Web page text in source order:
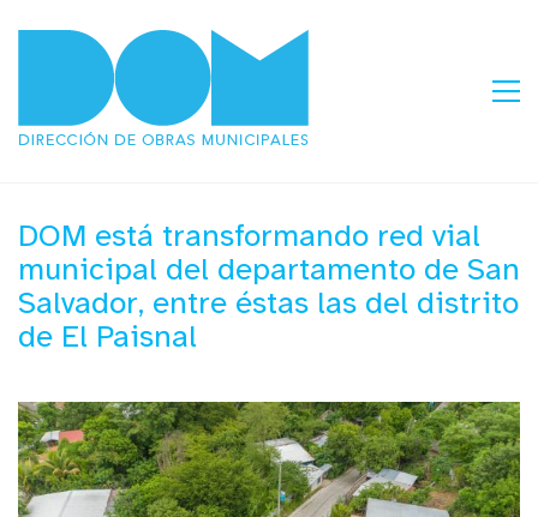
DOM está transformando red vial
municipal del departamento de San
Salvador, entre éstas las del distrito
de El Paisnal